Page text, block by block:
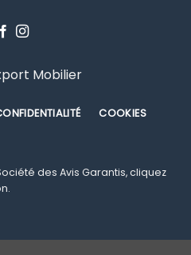
Mobilier
COOKIES
des Avis Garantis,cliquez
.